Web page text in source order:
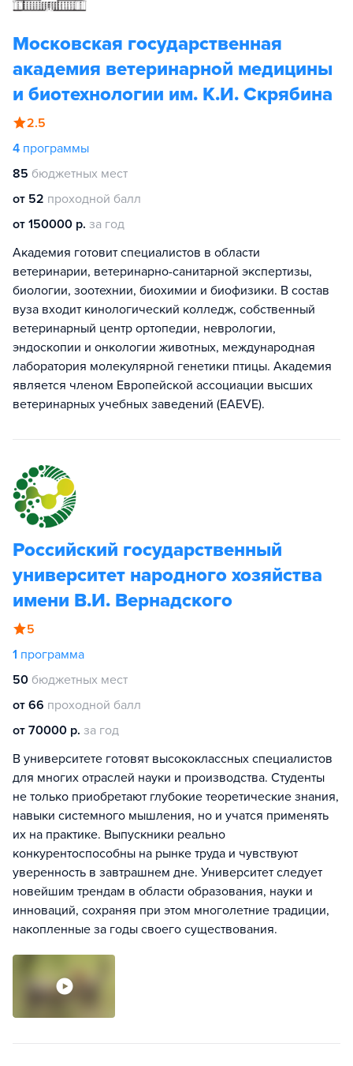
Московская государственная
академия ветеринарной медицины
и биотехнологии им. К.И. Скрябина
2.5
4 программы
85 бюджетных мест
от 52 проходной балл
от 150000 р. за год
Академия готовит специалистов в области
ветеринарии, ветеринарно-санитарной экспертизы,
биологии, зоотехнии, биохимии и биофизики. В состав
вуза входит кинологический колледж, собственный
ветеринарный центр ортопедии, неврологии,
эндоскопии и онкологии животных, международная
лаборатория молекулярной генетики птицы. Академия
является членом Европейской ассоциации высших
ветеринарных учебных заведений (EAEVE).
Российский государственный
университет народного хозяйства
имени В.И. Вернадского
5
1 программа
50 бюджетных мест
от 66 проходной балл
от 70000 р. за год
В университете готовят высококлассных специалистов
для многих отраслей науки и производства. Студенты
не только приобретают глубокие теоретические знания,
навыки системного мышления, но и учатся применять
их на практике. Выпускники реально
конкурентоспособны на рынке труда и чувствуют
уверенность в завтрашнем дне. Университет следует
новейшим трендам в области образования, науки и
инноваций, сохраняя при этом многолетние традиции,
накопленные за годы своего существования.